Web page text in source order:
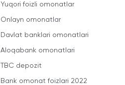
Yuqori foizli omonatlar
Onlayn omonatlar
Davlat banklari omonatlari
Aloqabank omonatlari
TBC depozit
Bank omonat foizlari 2022